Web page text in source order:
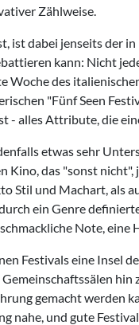
Zählweise.
ist dabei jenseits der
kann: Nicht
Woche des
"Fünf Seen
- alles Attribute, die
etwas sehr
Kino, das "sonst
Stil und Machart, als
ein Genre
Note, eine
Festivals eine Insel
gemacht werden
nahe, und gute